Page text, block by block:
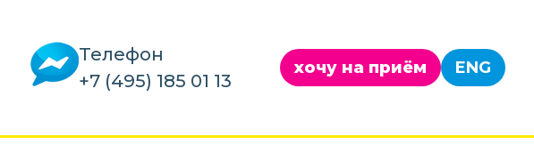
Телефон
+7 (495) 185 01 13
хочу на приём ENG